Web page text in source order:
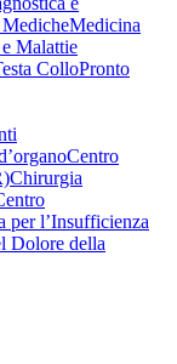
Medicina
Malattie
ColloPronto
Centro
Chirurgia
per l’Insufficienza
Dolore della